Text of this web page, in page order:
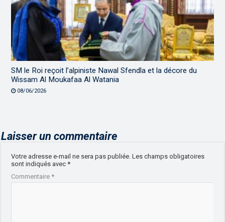
SM le Roi reçoit l’alpiniste Nawal Sfendla et la décore du
Wissam Al Moukafaa Al Watania
08/06/2026
Laisser un commentaire
Votre adresse e-mail ne sera pas publiée. Les champs obligatoires
sont indiqués avec*
Commentaire*